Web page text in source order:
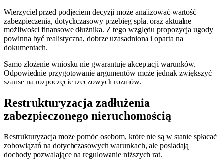
Wierzyciel przed podjęciem decyzji może analizować wartość
zabezpieczenia, dotychczasowy przebieg spłat oraz aktualne
możliwości finansowe dłużnika. Z tego względu propozycja ugody
powinna być realistyczna, dobrze uzasadniona i oparta na
dokumentach.
Samo złożenie wniosku nie gwarantuje akceptacji warunków.
Odpowiednie przygotowanie argumentów może jednak zwiększyć
szanse na rozpoczęcie rzeczowych rozmów.
Restrukturyzacja zadłużenia
zabezpieczonego nieruchomością
Restrukturyzacja może pomóc osobom, które nie są w stanie spłacać
zobowiązań na dotychczasowych warunkach, ale posiadają
dochody pozwalające na regulowanie niższych rat.